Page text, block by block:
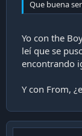
Que buena
Yo con the
leí que se
encontrando
Y con From,